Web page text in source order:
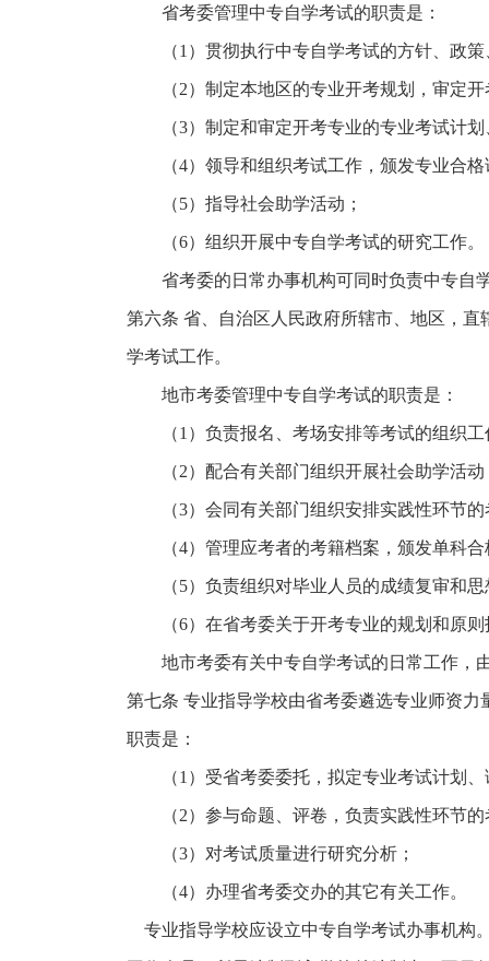
省考委管理中专自学考试的职责是：
（1）贯彻执行中专自学考试的方针、政策
（2）制定本地区的专业开考规划，审定开
（3）制定和审定开考专业的专业考试计划
（4）领导和组织考试工作，颁发专业合格
（5）指导社会助学活动；
（6）组织开展中专自学考试的研究工作。
省考委的日常办事机构可同时负责中专自
第六条 省、自治区人民政府所辖市、地区，
学考试工作。
地市考委管理中专自学考试的职责是：
（1）负责报名、考场安排等考试的组织工
（2）配合有关部门组织开展社会助学活动
（3）会同有关部门组织安排实践性环节的
（4）管理应考者的考籍档案，颁发单科合
（5）负责组织对毕业人员的成绩复审和思
（6）在省考委关于开考专业的规划和原则
地市考委有关中专自学考试的日常工作，
第七条 专业指导学校由省考委遴选专业师资
职责是：
（1）受省考委委托，拟定专业考试计划、
（2）参与命题、评卷，负责实践性环节的
（3）对考试质量进行研究分析；
（4）办理省考委交办的其它有关工作。
专业指导学校应设立中专自学考试办事机构